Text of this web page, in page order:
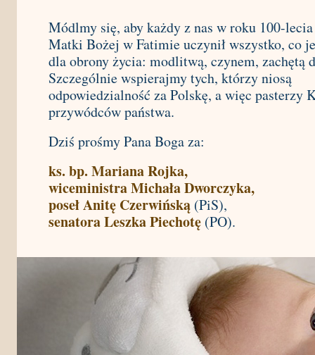
Módlmy się, aby każdy z nas w roku 100-
Matki Bożej w Fatimie uczynił wszystko, co
dla obrony życia: modlitwą, czynem, zachętą
Szczególnie wspierajmy tych, którzy niosą
odpowiedzialność za Polskę, a więc pasterzy
przywódców państwa.
Dziś prośmy Pana Boga za:
ks. bp. Mariana Rojka,
wiceministra Michała Dworczyka,
poseł Anitę Czerwińską (PiS),
senatora Leszka Piechotę (PO).